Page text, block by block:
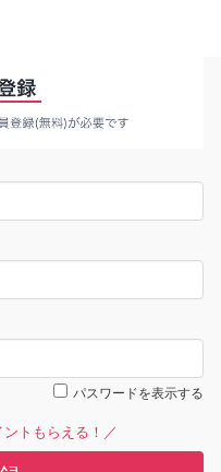
パスワードを表示する
トもらえる！／